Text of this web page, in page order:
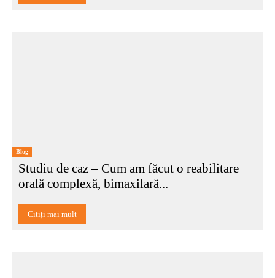
Blog
Studiu de caz – Cum am făcut o reabilitare
orală complexă, bimaxilară...
Citiți mai mult